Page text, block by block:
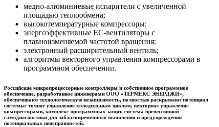
медно-алюминиевые испарители с увеличенной
площадью теплообмена;
высокотемпературные компрессоры;
энергоэффективные EC-вентиляторы с
плавноизменяемой частотой вращения;
электронный расширительный вентиль;
алгоритмы векторного управления компрессорами в
программном обеспечении.
Российские микропроцессорные контроллеры и собственное программное
обеспечение, разработанное инженерами ООО «ТЕРМЕКС ЭНЕРДЖИ»,
обеспечивают технологическую независимость, полностью раскрывают потенциал
системы: точное управление холодильным циклом, векторное управление
компрессорами, комплекс программных защит, система превентивной
самодиагностики для заблаговременного выявления и предупреждения
потенциальных неисправностей.